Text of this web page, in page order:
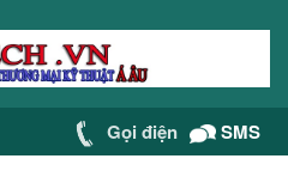
Gọi điện SMS